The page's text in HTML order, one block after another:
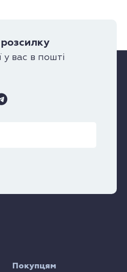
у вас в пошті
Покупцям